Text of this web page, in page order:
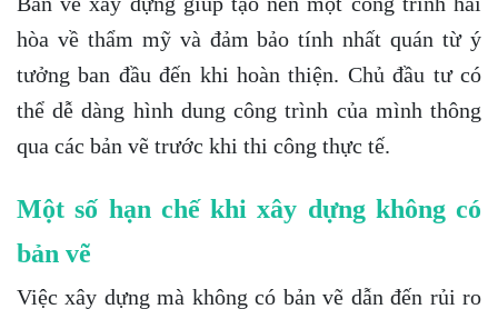
hòa về thẩm mỹ và đảm bảo tính nhất quán từ ý
tưởng ban đầu đến khi hoàn thiện. Chủ đầu tư có
thể dễ dàng hình dung công trình của mình thông
qua các bản vẽ trước khi thi công thực tế.
Một số hạn chế khi xây dựng không có
bản vẽ
Việc xây dựng mà không có bản vẽ dẫn đến rủi ro